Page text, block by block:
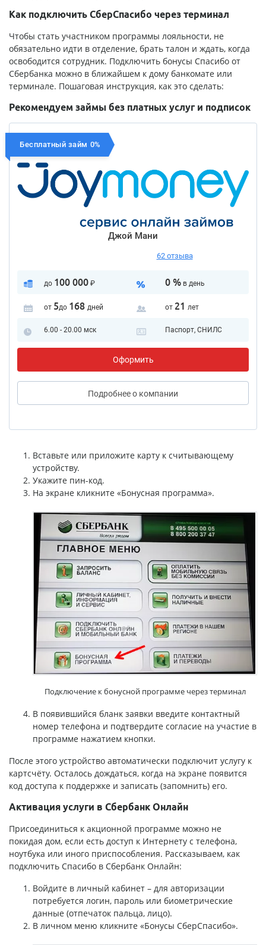
Как подключить СберСпасибо через терминал
Чтобы стать участником программы лояльности, не
обязательно идти в отделение, брать талон и ждать, когда
освободится сотрудник. Подключить бонусы Спасибо от
Сбербанка можно в ближайшем к дому банкомате или
терминале. Пошаговая инструкция, как это сделать:
Рекомендуем займы без платных услуг и подписок
Бесплатный займ 0%
Джой Мани
62 отзыва
до 100 000₽ 0 %в день
от 5до 168 дней от 21 лет
6.00 - 20.00 мск Паспорт, СНИЛС
Оформить
Подробнеео компании
Вставьте или приложите карту к считывающему
устройству.
Укажите пин-код.
На экране кликните «Бонусная программа».
Подключение к бонусной программе через терминал
В появившийся бланк заявки введите контактный
номер телефона и подтвердите согласие на участие в
программе нажатием кнопки.
После этого устройство автоматически подключит услугу к
картсчёту. Осталось дождаться, когда на экране появится
код доступа к поддержке и записать (запомнить) его.
Активация услуги в Сбербанк Онлайн
Присоединиться к акционной программе можно не
покидая дом, если есть доступ к Интернету с телефона,
ноутбука или иного приспособления. Рассказываем, как
подключить Спасибо в Сбербанк Онлайн:
Войдите в личный кабинет – для авторизации
потребуется логин, пароль или биометрические
данные (отпечаток пальца, лицо).
В личном меню кликните «Бонусы СберСпасибо».